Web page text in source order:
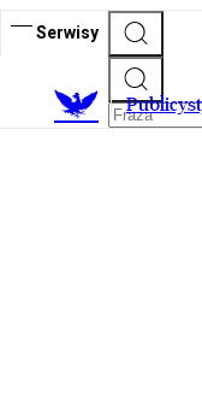
Serwisy